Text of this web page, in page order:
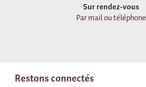
Sur rendez-vous
Par mail ou téléphone
Restons connectés